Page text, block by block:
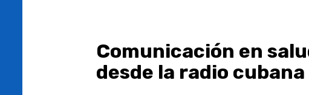
Comunicación en
desde la radio cubana